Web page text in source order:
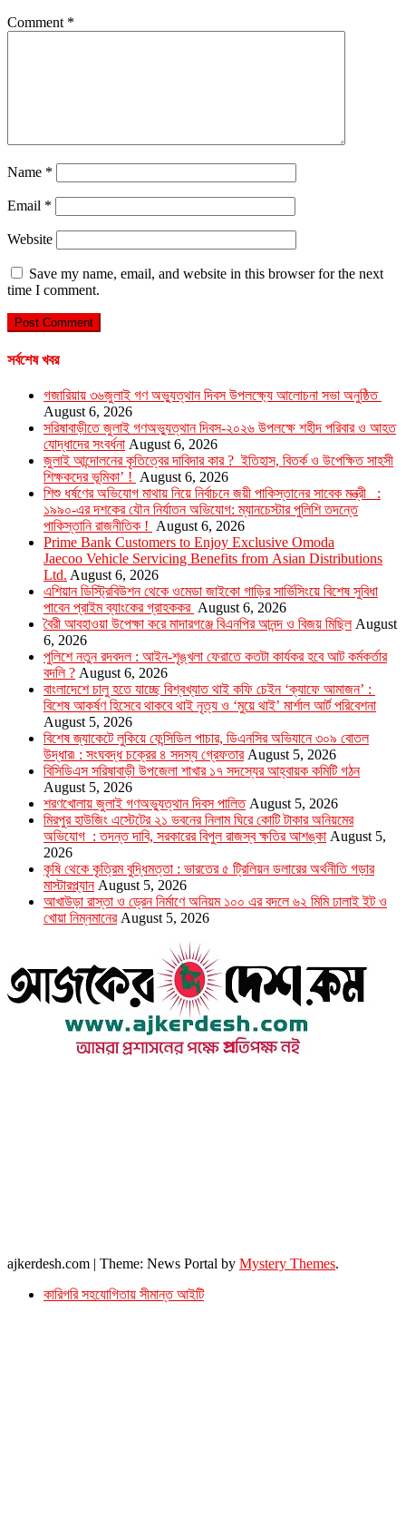
Comment *
Name *
Email *
Website
Save my name, email, and website in this browser for the next
time I comment.
সর্বশেষ খবর
গজারিয়ায় ৩৬জুলাই গণ অভ্যুত্থান দিবস উপলক্ষ্যে আলোচনা সভা অনুষ্ঠিত
August 6, 2026
সরিষাবাড়ীতে জুলাই গণঅভ্যুত্থান দিবস-২০২৬ উপলক্ষে শহীদ পরিবার ও আহত
যোদ্ধাদের সংবর্ধনা August 6, 2026
জুলাই আন্দোলনের কৃতিত্বের দাবিদার কার ? ইতিহাস, বিতর্ক ও উপেক্ষিত সাহসী
শিক্ষকদের ভূমিকা’ ! August 6, 2026
শিশু ধর্ষণের অভিযোগ মাথায় নিয়ে নির্বাচনে জয়ী পাকিস্তানের সাবেক মন্ত্রী :
১৯৯০-এর দশকের যৌন নির্যাতন অভিযোগ: ম্যানচেস্টার পুলিশি তদন্তে
পাকিস্তানি রাজনীতিক ! August 6, 2026
Prime Bank Customers to Enjoy Exclusive Omoda
Jaecoo Vehicle Servicing Benefits from Asian Distributions
Ltd. August 6, 2026
এশিয়ান ডিস্ট্রিবিউশন থেকে ওমেডা জাইকো গাড়ির সার্ভিসিংয়ে বিশেষ সুবিধা
পাবেন প্রাইম ব্যাংকের গ্রাহককর August 6, 2026
বৈরী আবহাওয়া উপেক্ষা করে মাদারগঞ্জে বিএনপির আনন্দ ও বিজয় মিছিল August
6, 2026
পুলিশে নতুন রদবদল : আইন-শৃঙ্খলা ফেরাতে কতটা কার্যকর হবে আট কর্মকর্তার
বদলি ? August 6, 2026
​​বাংলাদেশে চালু হতে যাচ্ছে বিশ্বখ্যাত থাই কফি চেইন ‘ক্যাফে আমাজন’ :
বিশেষ আকর্ষণ হিসেবে থাকবে থাই নৃত্য ও ‘মুয়ে থাই’ মার্শাল আর্ট পরিবেশনা
August 5, 2026
বিশেষ জ্যাকেটে লুকিয়ে ফেন্সিডিল পাচার, ডিএনসির অভিযানে ৩০৯ বোতল
উদ্ধার৷ : সংঘবদ্ধ চক্রের ৪ সদস্য গ্রেফতার August 5, 2026
বিসিডিএস সরিষাবাড়ী উপজেলা শাখার ১৭ সদস্যের আহ্বায়ক কমিটি গঠন
August 5, 2026
শরণখোলায় জুলাই গণঅভ্যুত্থান দিবস পালিত August 5, 2026
মিরপুর হাউজিং এস্টেটের ২১ ভবনের নিলাম ঘিরে কোটি টাকার অনিয়মের
অভিযোগ : তদন্ত দাবি, সরকারের বিপুল রাজস্ব ক্ষতির আশঙ্কা August 5,
2026
কৃষি থেকে কৃত্রিম বুদ্ধিমত্তা : ভারতের ৫ ট্রিলিয়ন ডলারের অর্থনীতি গড়ার
মাস্টারপ্ল্যান August 5, 2026
আখাউড়া রাস্তা ও ড্রেন নির্মাণে অনিয়ম ১০০ এর বদলে ৬২ মিমি ঢালাই ইট ও
খোয়া নিম্নমানের August 5, 2026
ajkerdesh.com | Theme: News Portal by Mystery Themes.
কারিগরি সহযোগিতায় সীমান্ত আইটি